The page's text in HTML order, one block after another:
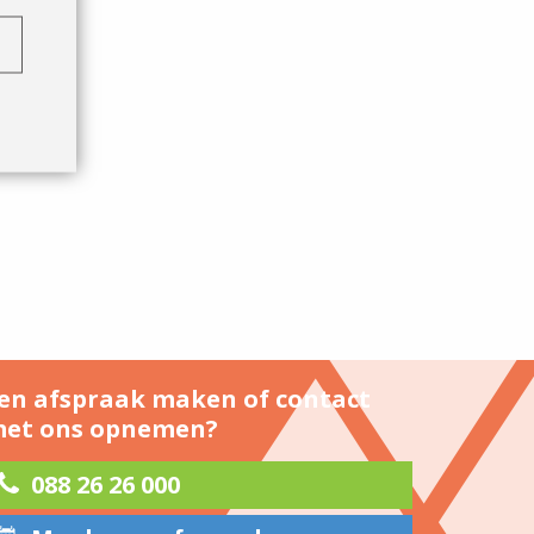
afspraak maken of contact
ons opnemen?
088 26 26 000